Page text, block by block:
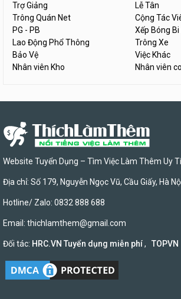
Trợ Giảng
Lễ Tân
Trông Quán Net
Cộng Tác
PG - PB
Xếp Bóng Bi
Lao Động Phổ Thông
Trông Xe
Bảo Vệ
Việc Khác
Nhân viên Kho
Nhân viên
Website Tuyển Dụng – Tìm Việc Làm Thêm Uy
Địa chỉ: Số 179, Nguyễn Ngọc Vũ, Cầu Giấy, Hà
Hotline/ Zalo: 0832 888 688
Email: thichlamthem@gmail.com
Đối tác: HRC.VN Tuyển dụng miễn phí, TOPVN